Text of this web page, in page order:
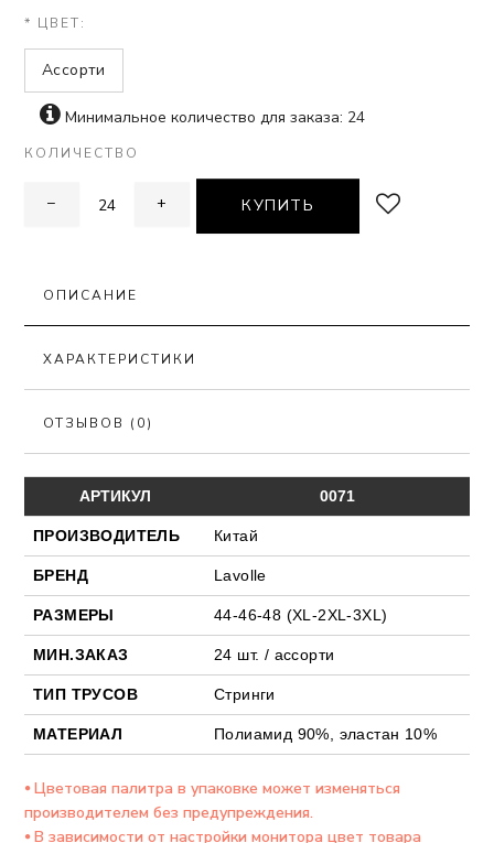
* ЦВЕТ:
Ассорти
Минимальное количество для заказа: 24
КОЛИЧЕСТВО
− + КУПИТЬ
ОПИСАНИЕ
ХАРАКТЕРИСТИКИ
ОТЗЫВОВ (0)
АРТИКУЛ 0071
ПРОИЗВОДИТЕЛЬ Китай
БРЕНД Lavolle
РАЗМЕРЫ 44-46-48 (ХL-2XL-3XL)
МИН.ЗАКАЗ 24 шт. / ассорти
ТИП ТРУСОВ Стринги
МАТЕРИАЛ Полиамид 90%, эластан 10%
⦁ Цветовая палитра в упаковке может изменяться
производителем без предупреждения.
⦁ В зависимости от настройки монитора цвет товара